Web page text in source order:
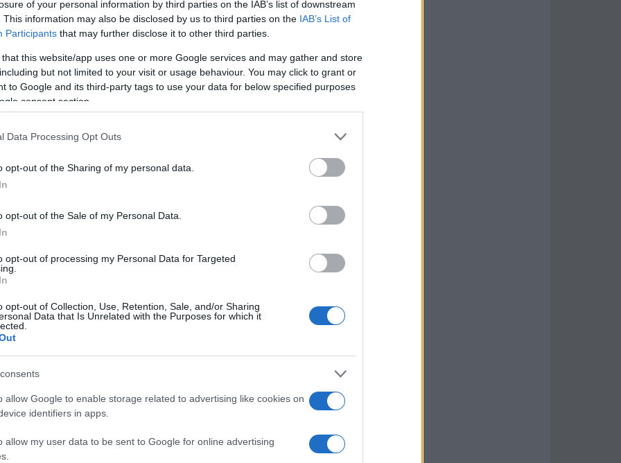
of your personal information by third parties on the IAB’s list of downstream
This information may also be disclosed by us to third parties on the IAB’s List of
Participants that may further disclose it to other third parties.
that this website/app uses one or more Google services and may gather and store
but not limited to your visit or usage behaviour. You may click to grant or
to Google and its third-party tags to use your data for below specified purposes
consent section.
Data Processing Opt Outs
opt-out of the Sharing of my personal data.
opt-out of the Sale of my Personal Data.
opt-out of processing my Personal Data for Targeted
opt-out of Collection, Use, Retention, Sale, and/or Sharing
Data that Is Unrelated with the Purposes for which it
allow Google to enable storage related to advertising like cookies on
identifiers in apps.
allow my user data to be sent to Google for online advertising
giocherà a Houston e promette di essere un
dell’ultimo confronto tra le due
ma serve attenzione”
sua squadra, ma ha anche messo in
“Per la partita con il Giappone ci
emotivamente”, ha dichiarato il
a tutto ciò che può accadere in una